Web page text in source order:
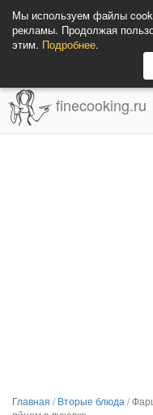
Мы используем файлы
рекламы. Продолжая
этим. Подробнее.
finecooking.ru
Главная /Вторые блюда /